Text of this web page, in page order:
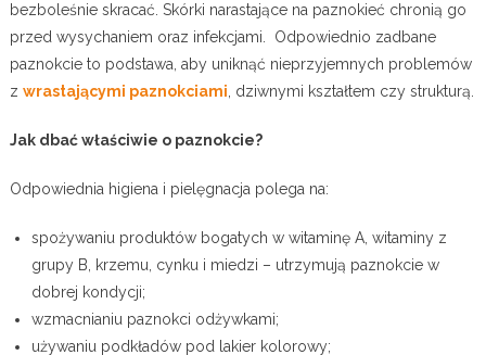
bezboleśnie skracać. Skórki narastające na paznokieć chronią go
przed wysychaniem oraz infekcjami. Odpowiednio zadbane
paznokcie to podstawa, aby uniknąć nieprzyjemnych problemów
z wrastającymi paznokciami, dziwnymi kształtem czy strukturą.
Jak dbać właściwie o paznokcie?
Odpowiednia higiena i pielęgnacja polega na:
spożywaniu produktów bogatych w witaminę A, witaminy z
grupy B, krzemu, cynku i miedzi – utrzymują paznokcie w
dobrej kondycji;
wzmacnianiu paznokci odżywkami;
używaniu podkładów pod lakier kolorowy;